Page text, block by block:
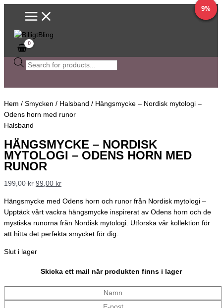
HoppaMain
Sök
efter
Hem / Smycken / Halsband / Hängsmycke – Nordisk mytologi –
Odens horn med runor
Halsband
HÄNGSMYCKE – NORDISK
MYTOLOGI – ODENS HORN MED
RUNOR
199,00kr
Det
ursprungliga
var:
99,00 kr
Det
Hängsmycke med Odens horn och runor från Nordisk mytologi –
Upptäck vårt vackra hängsmycke inspirerat av Odens horn och de
mystiska runorna från Nordisk mytologi. Utforska vår kollektion för
att hitta det perfekta smycket för dig.
Slut i lager
Skicka ett mail när produkten finns i lager
9%
Det
var:
Det
10%
Det
var:
Det
9%
Det
var:
Det
9%
Det
var:
Det